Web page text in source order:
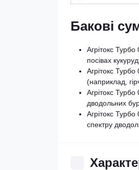
Бакові
Агрітокс
посівах
Агрітокс
(наприклад,
Агрітокс
дводольних
Агрітокс
спектру